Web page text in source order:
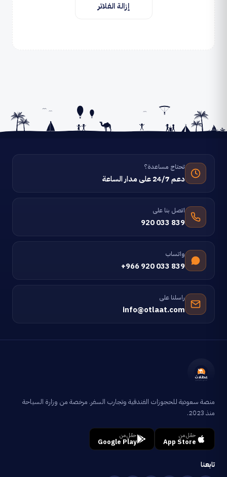
إزالة الفلاتر
تحتاج مساعدة؟
دعم 24/7 على مدار الساعة
اتصل بنا على
920 033 839
واتساب
+966 920 033 839
راسلنا على
info@otlaat.com
منصة سعودية للحجوزات الفندقية وتجارب السفر. مرخصة من وزارة السياحة
منذ 2023.
حمّل من
App Store
حمّل من
Google Play
تابعنا